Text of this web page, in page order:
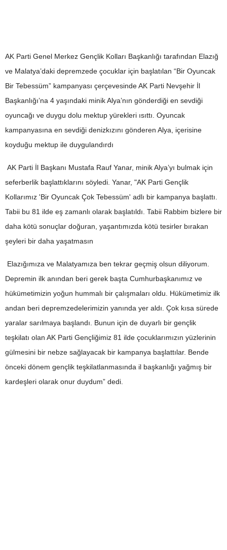
AK Parti Genel Merkez Gençlik Kolları Başkanlığı tarafından Elazığ
ve Malatya’daki depremzede çocuklar için başlatılan “Bir Oyuncak
Bir Tebessüm” kampanyası çerçevesinde AK Parti Nevşehir İl
Başkanlığı’na 4 yaşındaki minik Alya’nın gönderdiği en sevdiği
oyuncağı ve duygu dolu mektup yürekleri ısıttı. Oyuncak
kampanyasına en sevdiği denizkızını gönderen Alya, içerisine
koyduğu mektup ile duygulandırdı
AK Parti İl Başkanı Mustafa Rauf Yanar, minik Alya’yı bulmak için
seferberlik başlattıklarını söyledi. Yanar, "AK Parti Gençlik
Kollarımız 'Bir Oyuncak Çok Tebessüm' adlı bir kampanya başlattı.
Tabii bu 81 ilde eş zamanlı olarak başlatıldı. Tabii Rabbim bizlere bir
daha kötü sonuçlar doğuran, yaşantımızda kötü tesirler bırakan
şeyleri bir daha yaşatmasın
Elazığımıza ve Malatyamıza ben tekrar geçmiş olsun diliyorum.
Depremin ilk anından beri gerek başta Cumhurbaşkanımız ve
hükümetimizin yoğun hummalı bir çalışmaları oldu. Hükümetimiz ilk
andan beri depremzedelerimizin yanında yer aldı. Çok kısa sürede
yaralar sarılmaya başlandı. Bunun için de duyarlı bir gençlik
teşkilatı olan AK Parti Gençliğimiz 81 ilde çocuklarımızın yüzlerinin
gülmesini bir nebze sağlayacak bir kampanya başlattılar. Bende
önceki dönem gençlik teşkilatlanmasında il başkanlığı yağmış bir
kardeşleri olarak onur duydum” dedi.